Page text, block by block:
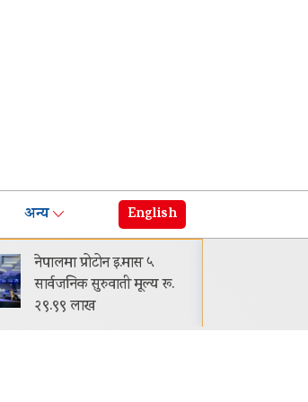
अन्य English
नेपालमा प्रोटोन इ.मास ५
सार्वजनिक सुरुवाती मूल्य रू.
२९.९९ लाख